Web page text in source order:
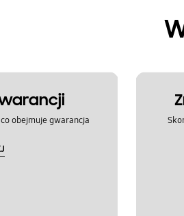
obejmuje gwarancja